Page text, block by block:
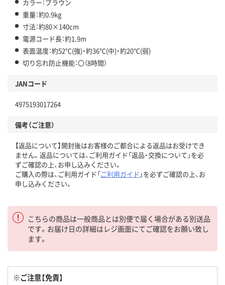
カラー：ブラウン
重量：約0.9kg
寸法：約80×140cm
電源コード長：約1.9m
表面温度：約52℃(強)・約36℃(中)・約20℃(弱)
切り忘れ防止機能：〇（8時間）
JANコード
4975193017264
備考（ご注意）
【返品について】開封後はお客様のご都合による返品はお受けでき
ません。返品については、ご利用ガイド「返品・交換について」を必
ずご確認の上、お申し込みください。
ご購入の際は、ご利用ガイド「ご利用ガイド 」を必ずご確認の上、お
申し込みください。
こちらの商品は一般商品とは別便で届く場合がある別送品
です。お届け日の詳細はレジ画面にてご確認をお願い致し
ます。
※ご注意【免責】